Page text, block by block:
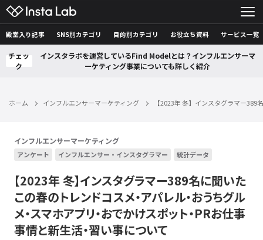
殿堂入り記事 SNS別カテゴリ 目的別カテゴリ お役立ち資料 サービス一覧
チェッ
ク
インスタラボを運営しているFind Modelとは？インフルエンサーマ
ーケティング事業についても詳しく紹介
ホーム インフルエンサーマーケティング 【2023年 冬】インスタグラマー
インフルエンサーマーケティング
アンケート インフルエンサー・インスタグラマー 統計データ
【2023年 冬】インスタグラマー389名に聞いた
この春のトレンドコスメ・アパレル・おうちグル
メ・スマホアプリ・おでかけスポット・PRお仕事
事情と新生活・習い事について